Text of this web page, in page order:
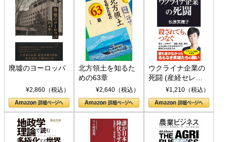
廃墟のヨーロッパ
¥2,860（税込）
北方領土を知るた
めの63章
¥2,640（税込）
ウクライナ企業の
死闘 (産経セレク
ト S 039)¥1,210（税込）